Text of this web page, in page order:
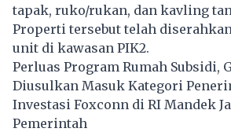
tapak, ruko/rukan, dan kavling
Properti tersebut telah
unit di kawasan PIK2.
Perluas Program Rumah Subsidi,
Diusulkan Masuk Kategori
Investasi Foxconn di RI Mandek
Pemerintah